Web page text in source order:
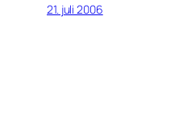
21. juli 2006